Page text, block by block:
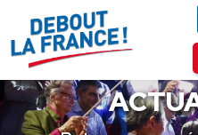
Panneau de gestion des